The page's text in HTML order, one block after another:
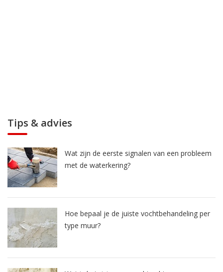
Tips & advies
Wat zijn de eerste signalen van een probleem
met de waterkering?
Hoe bepaal je de juiste vochtbehandeling per
type muur?